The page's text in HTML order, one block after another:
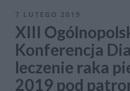
7 LUTEGO 2019
XIII
Konferencja
leczenie raka
2019 pod